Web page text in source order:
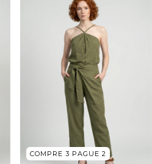
COMPRE 3 PAGUE 2